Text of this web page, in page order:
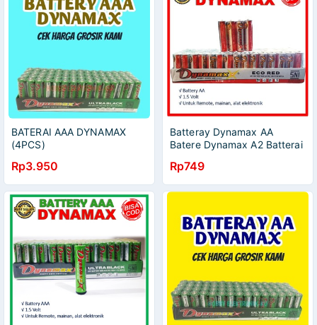
BATERAI AAA DYNAMAX
(4PCS)
Rp3.950
Batteray Dynamax AA
Batere Dynamax A2 Batterai
Dynamax AA
Rp749